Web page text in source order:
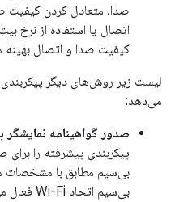
صدا، متعادل کردن کیفیت
اتصال یا استفاده از نرخ
کیفیت صدا و اتصال بهینه
می‌دهد:
صدور گواهینامه نمایشگر
پیکربندی پیشرفته را برای
بی‌سیم مطابق با مشخصات
بی‌سیم اتحاد Wi-Fi فعال می‌کند.